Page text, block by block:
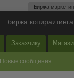
Биржа
биржа
Заказчику
Новые сообщения